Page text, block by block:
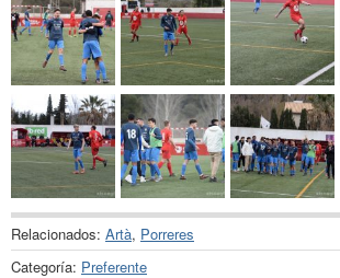
Relacionados: Artà, Porreres
Categoría: Preferente